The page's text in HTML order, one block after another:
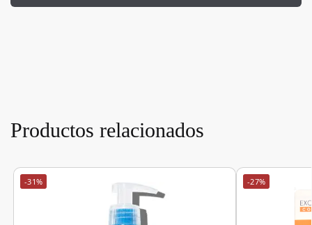
Productos relacionados
-31% -27%